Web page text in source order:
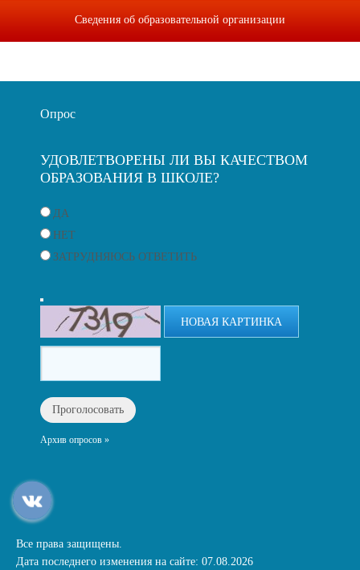
Сведения об образовательной организации
Опрос
УДОВЛЕТВОРЕНЫ ЛИ ВЫ КАЧЕСТВОМ
ОБРАЗОВАНИЯ В ШКОЛЕ?
ДА
НЕТ
ЗАТРУДНЯЮСЬ ОТВЕТИТЬ
НОВАЯ КАРТИНКА
Архив опросов »
Все права защищены.
Дата последнего изменения на сайте: 07.08.2026